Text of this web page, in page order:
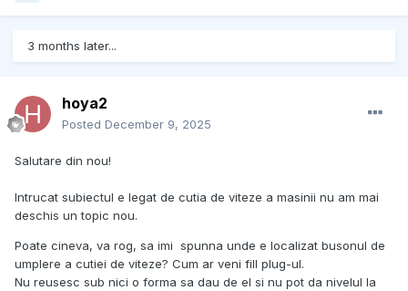
3 months later...
hoya2
Posted December 9, 2025
Salutare din nou!
Intrucat subiectul e legat de cutia de viteze a masinii nu am mai
deschis un topic nou.
Poate cineva, va rog, sa imi spunna unde e localizat busonul de
umplere a cutiei de viteze? Cum ar veni fill plug-ul.
Nu reusesc sub nici o forma sa dau de el si nu pot da nivelul la